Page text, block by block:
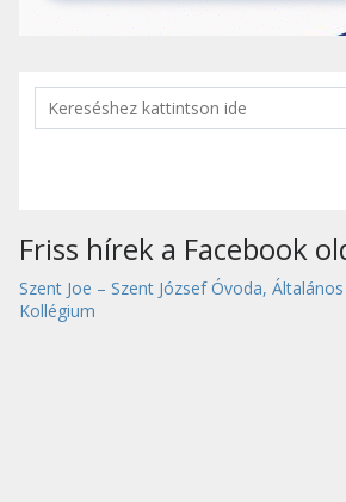
Friss hírek a Facebook
Szent Joe – Szent József Óvoda,
Kollégium